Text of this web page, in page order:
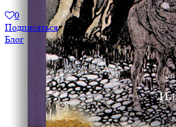
0
Подписаться
Блог